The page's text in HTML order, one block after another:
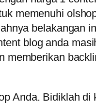
memenuhi
belakangan
blog anda
memberikan
Anda. Bidiklah di